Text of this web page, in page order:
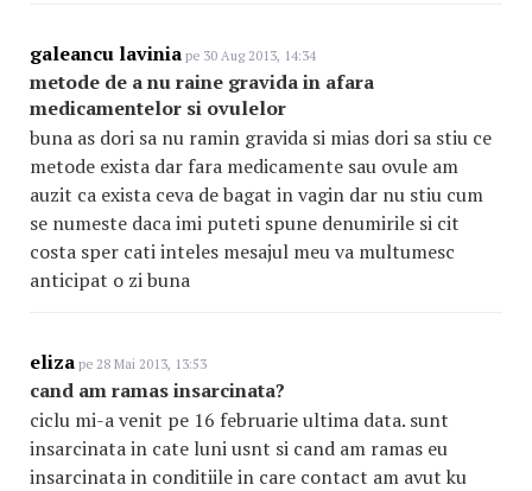
galeancu lavinia pe 30 Aug 2013, 14:34
metode de a nu raine gravida in afara
medicamentelor si ovulelor
buna as dori sa nu ramin gravida si mias dori sa stiu ce
metode exista dar fara medicamente sau ovule am
auzit ca exista ceva de bagat in vagin dar nu stiu cum
se numeste daca imi puteti spune denumirile si cit
costa sper cati inteles mesajul meu va multumesc
anticipat o zi buna
eliza pe 28 Mai 2013, 13:53
cand am ramas insarcinata?
ciclu mi-a venit pe 16 februarie ultima data. sunt
insarcinata in cate luni usnt si cand am ramas eu
insarcinata in conditiile in care contact am avut ku